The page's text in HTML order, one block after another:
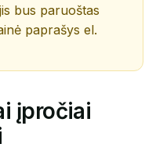
bus paruoštas
paprašys el.
įpročiai